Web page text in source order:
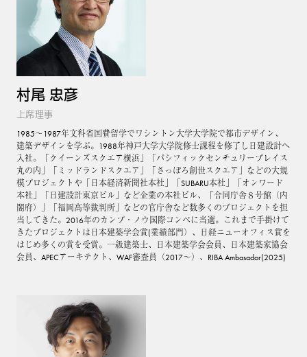
村尾 忠彦
上席理事
1985～1987年文科省国費留学でワシントン大学大学院で都市デザイン、
建築デザインを学ぶ。1988年神戸大学大学院修士課程を修了し日建設計へ
入社。「クイーンズスクエア横浜」「パシフィックセンチュリープレイス
丸の内」「ミッドランドスクエア」「さっぽろ創世スクエア」などの大規
模プロジェクトや「日本経済新聞社本社」「SUBARU本社」「オンワード
本社」「日建設計東京ビル」など企業の本社ビル、「合同庁舎８号館（内
閣府）」「福岡高等裁判所」などの官庁舎など数多くのプロジェクトを担
当してきた。2016年のカンプ・ノウ国際コンペに当選。これまで手掛けて
きたプロジェクトは日本建築学会賞(業績部門）、日経ニューオフィス賞を
はじめ多くの賞を受賞。一級建築士、日本建築学会会員、日本建築家協会
会員、APECアーキテクト、WAF審査員（2017～）、RIBA Ambasador(2025)